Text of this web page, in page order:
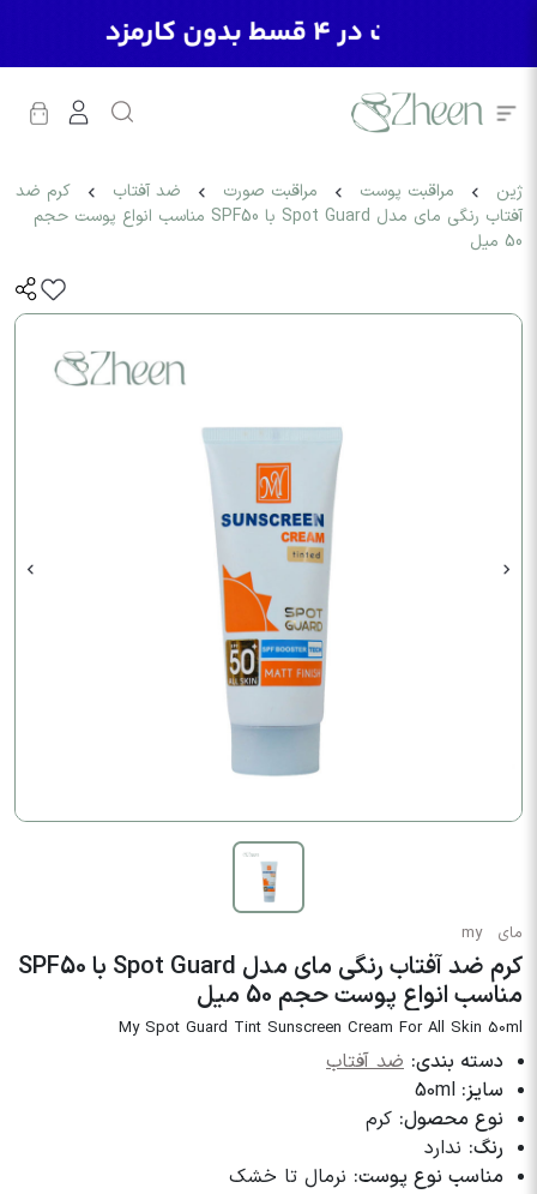
ژین مراقبت پوست مراقبت صورت ضد آفتاب
کرم ضد
آفتاب رنگی مای مدل Spot Guard با SPF50 مناسب انواع پوست حجم
50 میل
مای my
کرم ضد آفتاب رنگی مای مدل Spot Guard با SPF50
مناسب انواع پوست حجم 50 میل
My Spot Guard Tint Sunscreen Cream For All Skin 50ml
دسته بندی: ضد آفتاب
سایز: 50ml
نوع محصول: کرم
رنگ: ندارد
مناسب نوع پوست: نرمال تا خشک